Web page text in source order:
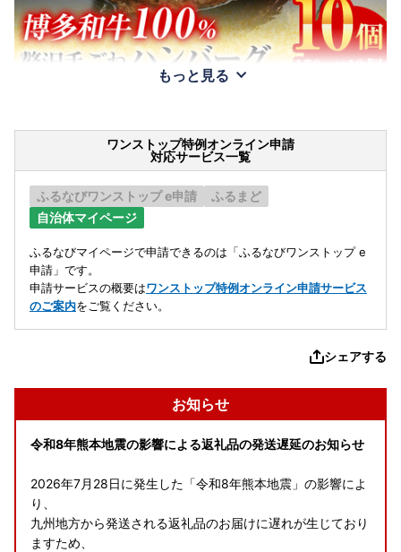
もっと見る
ワンストップ特例オンライン申請
対応サービス一覧
ふるなびワンストップ e申請
ふるまど
自治体マイページ
ふるなびマイページで申請できるのは「ふるなびワンストップ e
申請」です。
申請サービスの概要はワンストップ特例オンライン申請サービス
のご案内をご覧ください。
シェアする
お知らせ
令和8年熊本地震の影響による返礼品の発送遅延のお知らせ
2026年7月28日に発生した「令和8年熊本地震」の影響によ
り、
九州地方から発送される返礼品のお届けに遅れが生じており
ますため、